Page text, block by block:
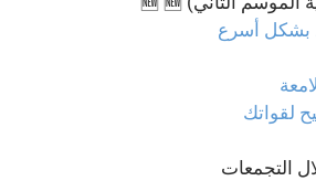
بشكل أسرع
لقواتك
التجمعات